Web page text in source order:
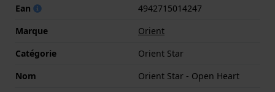
Ean
4942715014247
Marque
Orient
Catégorie
Orient Star
Nom
Orient Star - Open Heart